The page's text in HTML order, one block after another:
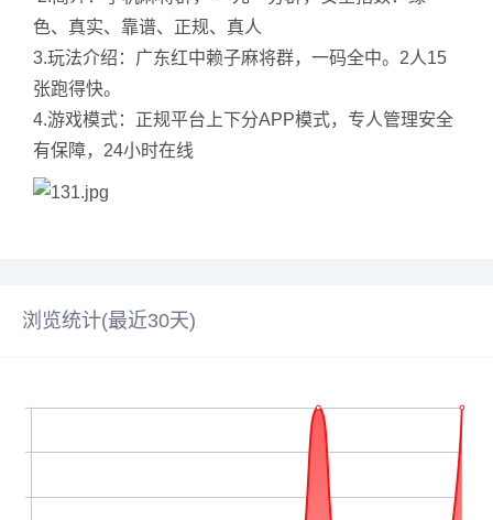
色、真实、靠谱、正规、真人
3.玩法介绍：广东红中赖子麻将群，一码全中。2人15
张跑得快。
4.游戏模式：正规平台上下分APP模式，专人管理安全
有保障，24小时在线
浏览统计(最近30天)